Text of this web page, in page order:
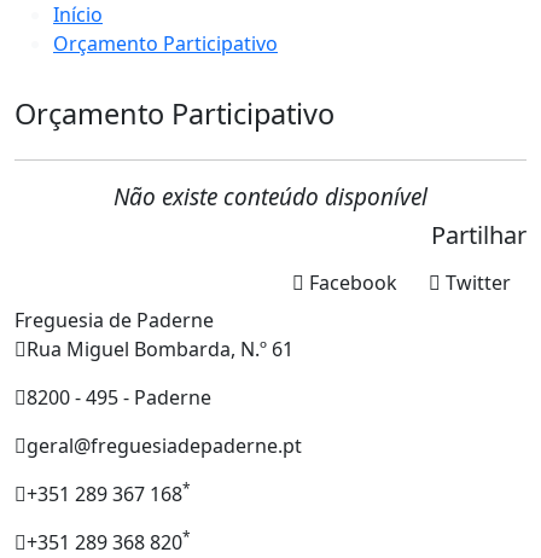
Início
Orçamento Participativo
Orçamento Participativo
Não existe conteúdo disponível
Partilhar
Twitter
Facebook
Freguesia de Paderne
Rua Miguel Bombarda, N.º 61
8200 - 495 - Paderne
geral@freguesiadepaderne.pt
+351 289 367 168*
+351 289 368 820*